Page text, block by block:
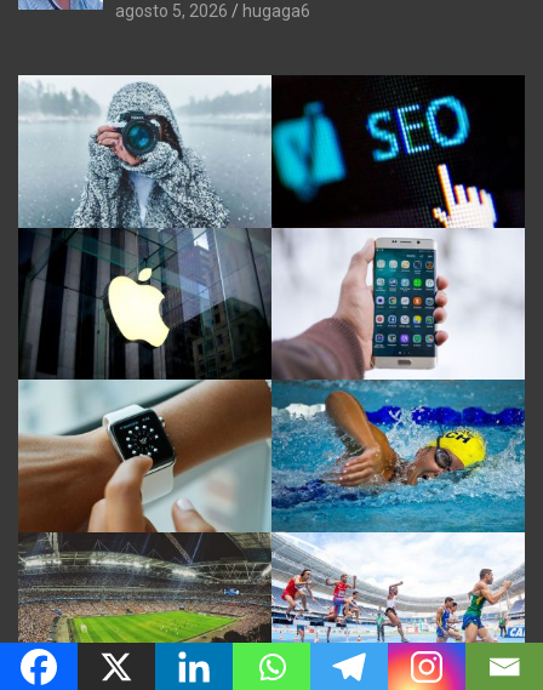
agosto 5, 2026 hugaga6